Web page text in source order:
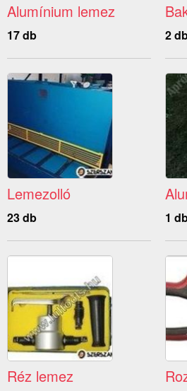
Alumínium lemez
17 db 2
Lemezolló
23 db 1
Réz lemez